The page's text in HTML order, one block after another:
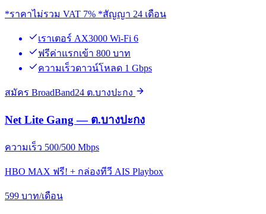
*ราคาไม่รวม VAT 7% *สัญญา 24 เดือน
เราเตอร์ AX3000 Wi-Fi 6
ฟรีค่าแรกเข้า 800 บาท
ความเร็วดาวน์โหลด 1 Gbps
สมัคร BroadBand24 ต.บางปะกง
Net Lite Gang — ต.บางปะกง
ความเร็ว 500/500 Mbps
HBO MAX ฟรี! + กล่องทีวี AIS Playbox
599 บาท/เดือน